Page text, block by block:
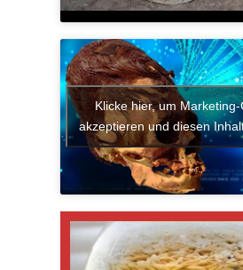
Klicke hier, um
akzeptieren und diesen